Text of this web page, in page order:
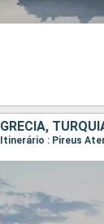
GRÉCIA,
Itinerário : Pireus